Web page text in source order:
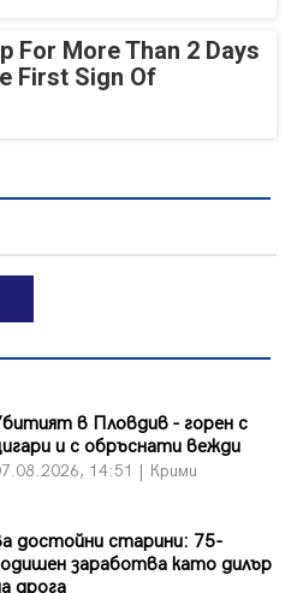
For More Than 2 Days
First Sign Of
в Пловдив - горен с
и с обръснати вежди
14:51 | Крими
достойни старини: 75-
заработва като дилър
дрога